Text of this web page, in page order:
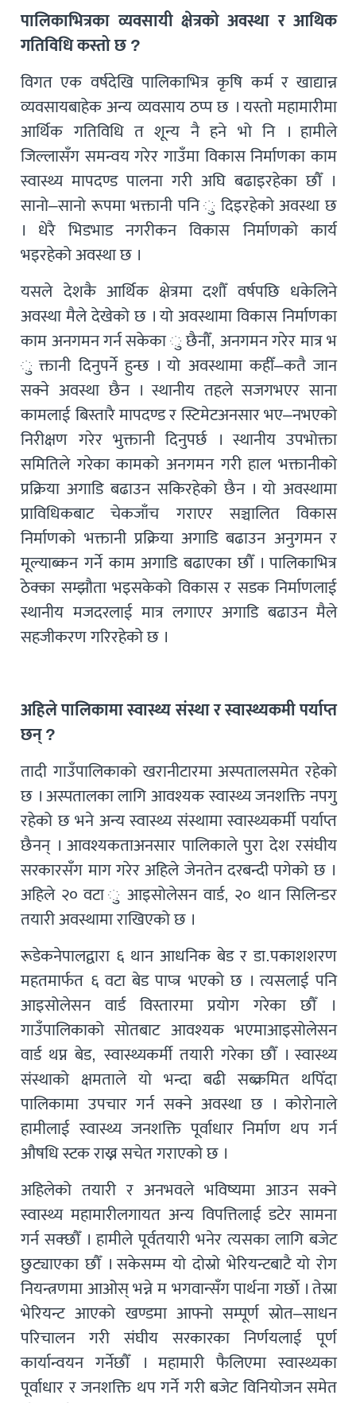
पालिकाभित्रका व्यवसायी क्षेत्रको अवस्था र आथिक
गतिविधि कस्तो छ ?
विगत एक वर्षदेखि पालिकाभित्र कृषि कर्म र खाद्यान्न
व्यवसायबाहेक अन्य व्यवसाय ठप्प छ । यस्तो महामारीमा
आर्थिक गतिविधि त शून्य नै हने भो नि । हामीले
जिल्लासँग समन्वय गरेर गाउँमा विकास निर्माणका काम
स्वास्थ्य मापदण्ड पालना गरी अघि बढाइरहेका छौँ ।
सानो–सानो रूपमा भक्तानी पनि ु दिइरहेको अवस्था छ
। धेरै भिडभाड नगरीकन विकास निर्माणको कार्य
भइरहेको अवस्था छ ।
यसले देशकै आर्थिक क्षेत्रमा दशौँ वर्षपछि धकेलिने
अवस्था मैले देखेको छ । यो अवस्थामा विकास निर्माणका
काम अनगमन गर्न सकेका ु छैनौँ, अनगमन गरेर मात्र भ
ु क्तानी दिनुपर्ने हुन्छ । यो अवस्थामा कहीँ–कतै जान
सक्ने अवस्था छैन । स्थानीय तहले सजगभएर साना
कामलाई बिस्तारै मापदण्ड र स्टिमेटअनसार भए–नभएको
निरीक्षण गरेर भुक्तानी दिनुपर्छ । स्थानीय उपभोक्ता
समितिले गरेका कामको अनगमन गरी हाल भक्तानीको
प्रक्रिया अगाडि बढाउन सकिरहेको छैन । यो अवस्थामा
प्राविधिकबाट चेकजाँच गराएर सञ्चालित विकास
निर्माणको भक्तानी प्रक्रिया अगाडि बढाउन अनुगमन र
मूल्याब्कन गर्ने काम अगाडि बढाएका छौँ । पालिकाभित्र
ठेक्का सम्झौता भइसकेको विकास र सडक निर्माणलाई
स्थानीय मजदरलाई मात्र लगाएर अगाडि बढाउन मैले
सहजीकरण गरिरहेको छ ।
अहिले पालिकामा स्वास्थ्य संस्था र स्वास्थ्यकमी पर्याप्त
छन् ?
तादी गाउँपालिकाको खरानीटारमा अस्पतालसमेत रहेको
छ । अस्पतालका लागि आवश्यक स्वास्थ्य जनशक्ति नपगु
रहेको छ भने अन्य स्वास्थ्य संस्थामा स्वास्थ्यकर्मी पर्याप्त
छैनन् । आवश्यकताअनसार पालिकाले पुरा देश रसंघीय
सरकारसँग माग गरेर अहिले जेनतेन दरबन्दी पगेको छ ।
अहिले २० वटा ु आइसोलेसन वार्ड, २० थान सिलिन्डर
तयारी अवस्थामा राखिएको छ ।
रूडेकनेपालद्वारा ६ थान आधनिक बेड र डा.पकाशशरण
महतमार्फत ६ वटा बेड पाप्त्र भएको छ । त्यसलाई पनि
आइसोलेसन वार्ड विस्तारमा प्रयोग गरेका छौँ ।
गाउँपालिकाको सोतबाट आवश्यक भएमाआइसोलेसन
वार्ड थप्न बेड, स्वास्थ्यकर्मी तयारी गरेका छौँ । स्वास्थ्य
संस्थाको क्षमताले यो भन्दा बढी सब्क्रमित थपिँदा
पालिकामा उपचार गर्न सक्ने अवस्था छ । कोरोनाले
हामीलाई स्वास्थ्य जनशक्ति पूर्वाधार निर्माण थप गर्न
औषधि स्टक राख्न सचेत गराएको छ ।
अहिलेको तयारी र अनभवले भविष्यमा आउन सक्ने
स्वास्थ्य महामारीलगायत अन्य विपत्तिलाई डटेर सामना
गर्न सक्छौँ । हामीले पूर्वतयारी भनेर त्यसका लागि बजेट
छुट्याएका छौँ । सकेसम्म यो दोस्रो भेरियन्टबाटै यो रोग
नियन्त्रणमा आओस् भन्ने म भगवान्सँग पार्थना गर्छाे । तेस्रा
भेरियन्ट आएको खण्डमा आफ्नो सम्पूर्ण स्रोत–साधन
परिचालन गरी संघीय सरकारका निर्णयलाई पूर्ण
कार्यान्वयन गर्नेछौँ । महामारी फैलिएमा स्वास्थ्यका
पूर्वाधार र जनशक्ति थप गर्ने गरी बजेट विनियोजन समेत